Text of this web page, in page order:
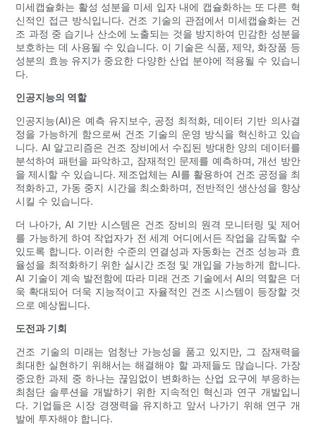
미세캡슐화는 활성 성분을 미세 입자 내에 캡슐화하는 또 다른 혁
신적인 접근 방식입니다. 건조 기술의 관점에서 미세캡슐화는 건
조 과정 중 습기나 산소에 노출되는 것을 방지하여 민감한 성분을
보호하는 데 사용될 수 있습니다. 이 기술은 식품, 제약, 화장품 등
성분의 효능 유지가 중요한 다양한 산업 분야에 적용될 수 있습니
다.
인공지능의 역할
인공지능(AI)은 예측 유지보수, 공정 최적화, 데이터 기반 의사결
정을 가능하게 함으로써 건조 기술의 운영 방식을 혁신하고 있습
니다. AI 알고리즘은 건조 장비에서 수집된 방대한 양의 데이터를
분석하여 패턴을 파악하고, 잠재적인 문제를 예측하며, 개선 방안
을 제시할 수 있습니다. 제조업체는 AI를 활용하여 건조 공정을 최
적화하고, 가동 중지 시간을 최소화하며, 전반적인 생산성을 향상
시킬 수 있습니다.
더 나아가, AI 기반 시스템은 건조 장비의 원격 모니터링 및 제어
를 가능하게 하여 작업자가 전 세계 어디에서든 작업을 감독할 수
있도록 합니다. 이러한 수준의 연결성과 자동화는 건조 성능과 효
율성을 최적화하기 위한 실시간 조정 및 개입을 가능하게 합니다.
AI 기술이 계속 발전함에 따라 미래 건조 기술에서 AI의 역할은 더
욱 확대되어 더욱 지능적이고 자율적인 건조 시스템이 등장할 것
으로 예상됩니다.
도전과 기회
건조 기술의 미래는 엄청난 가능성을 품고 있지만, 그 잠재력을
최대한 실현하기 위해서는 해결해야 할 과제들도 많습니다. 가장
중요한 과제 중 하나는 끊임없이 변화하는 산업 요구에 부응하는
최첨단 솔루션을 개발하기 위한 지속적인 혁신과 연구 개발입니
다. 기업들은 시장 경쟁력을 유지하고 앞서 나가기 위해 연구 개
발에 투자해야 합니다.